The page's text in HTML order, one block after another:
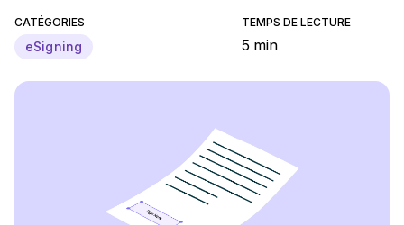
CATÉGORIES
eSigning
TEMPS DE LECTURE
5 min